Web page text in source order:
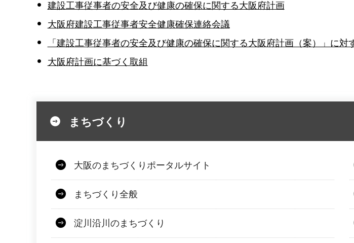
建設工事従事者の安全及び健康の確保に関する大阪府計画
大阪府建設工事従事者安全健康確保連絡会議
「建設工事従事者の安全及び健康の確保に関する大阪府計画（案）」に
大阪府計画に基づく取組
まちづくり
大阪のまちづくりポータルサイト
まちづくり全般
淀川沿川のまちづくり